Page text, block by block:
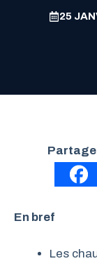
25
En bref
Les